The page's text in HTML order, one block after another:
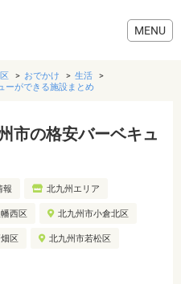
おでかけ
生活
ーができる施設まとめ
市の格安バーベキュ
報 北九州エリア
西区 北九州市小倉北区
区 北九州市若松区